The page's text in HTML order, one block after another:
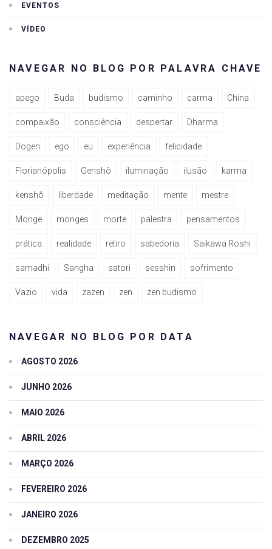
EVENTOS
VÍDEO
NAVEGAR NO BLOG POR PALAVRA CHAVE
apego Buda budismo caminho carma China
compaixão consciência despertar Dharma
Dogen ego eu experiência felicidade
Florianópolis Genshô iluminação ilusão karma
kenshô liberdade meditação mente mestre
Monge monges morte palestra pensamentos
prática realidade retiro sabedoria Saikawa Roshi
samadhi Sangha satori sesshin sofrimento
Vazio vida zazen zen zen budismo
NAVEGAR NO BLOG POR DATA
AGOSTO 2026
JUNHO 2026
MAIO 2026
ABRIL 2026
MARÇO 2026
FEVEREIRO 2026
JANEIRO 2026
DEZEMBRO 2025